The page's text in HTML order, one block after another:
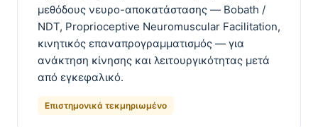
μεθόδους νευρο-αποκατάστασης — Bobath /
NDT, Proprioceptive Neuromuscular Facilitation,
κινητικός επαναπρογραμματισμός — για
ανάκτηση κίνησης και λειτουργικότητας μετά
από εγκεφαλικό.
Επιστημονικά τεκμηριωμένο